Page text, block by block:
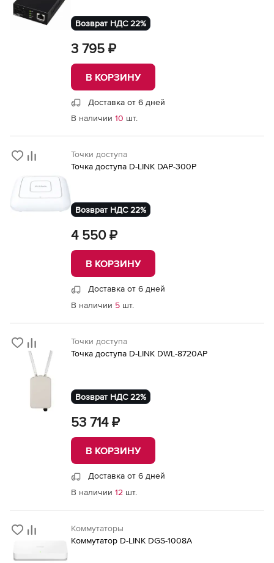
Возврат НДС 22%
3 795 ₽
В КОРЗИНУ
Доставка от 6 дней
В наличии 10 шт.
Точки доступа
Точка доступа D-LINK DAP-300P
Возврат НДС 22%
4 550 ₽
В КОРЗИНУ
Доставка от 6 дней
В наличии 5 шт.
Точки доступа
Точка доступа D-LINK DWL-8720AP
Возврат НДС 22%
53 714 ₽
В КОРЗИНУ
Доставка от 6 дней
В наличии 12 шт.
Коммутаторы
Коммутатор D-LINK DGS-1008A